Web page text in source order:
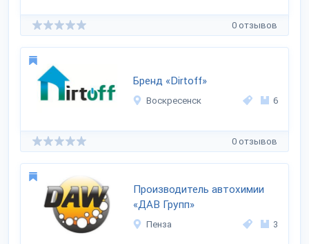
0 отзывов
Бренд «Dirtoff»
Воскресенск 6
0 отзывов
Производитель автохимии
«ДАВ Групп»
Пенза 3